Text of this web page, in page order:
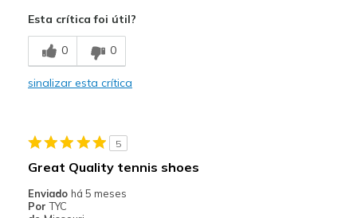
Contras
Hurting my right foot
Feels true to width
Sizing
Feels true to size
View On Shoes
Esta crítica foi útil?
0 0
sinalizar esta crítica
5
Great Quality tennis shoes
Enviado há 5 meses
Por TYC